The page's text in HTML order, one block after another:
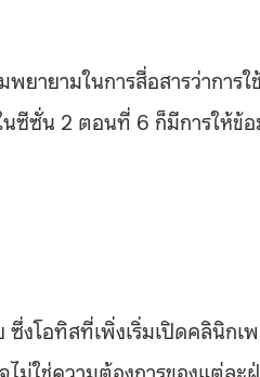
ยายามในการสื่อสารว่าการใ
นซีซั่น 2 ตอนที่ 6 ก็มีการให้ข้
งโอทิสที่เพิ่งเริ่มเปิดคลินิกเ
ม่ใช่ความต้องการของแต่ละ